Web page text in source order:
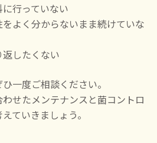
行っていない
よく分からないまま続けていな
したくない
一度ご相談ください。
せたメンテナンスと菌コントロ
ていきましょう。